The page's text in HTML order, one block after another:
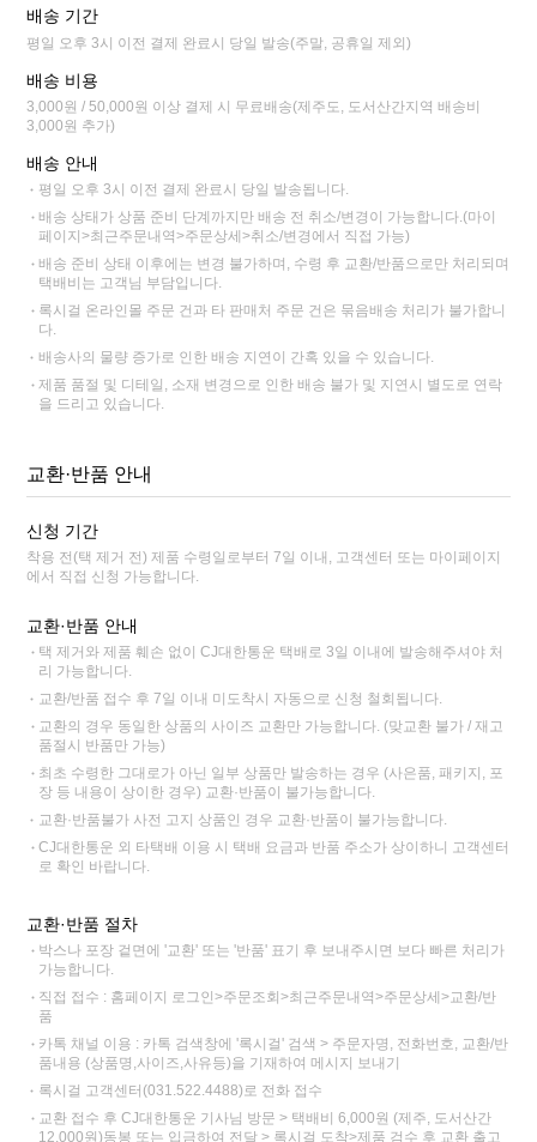
배송 기간
평일 오후 3시 이전 결제 완료시 당일 발송(주말, 공휴일 제외)
배송 비용
3,000원 / 50,000원 이상 결제 시 무료배송(제주도, 도서산간지역 배송비
3,000원 추가)
배송 안내
평일 오후 3시 이전 결제 완료시 당일 발송됩니다.
배송 상태가 상품 준비 단계까지만 배송 전 취소/변경이 가능합니다.(마이
페이지>최근주문내역>주문상세>취소/변경에서 직접 가능)
배송 준비 상태 이후에는 변경 불가하며, 수령 후 교환/반품으로만 처리되며
택배비는 고객님 부담입니다.
록시걸 온라인몰 주문 건과 타 판매처 주문 건은 묶음배송 처리가 불가합니
다.
배송사의 물량 증가로 인한 배송 지연이 간혹 있을 수 있습니다.
제품 품절 및 디테일, 소재 변경으로 인한 배송 불가 및 지연시 별도로 연락
을 드리고 있습니다.
교환·반품 안내
신청 기간
착용 전(택 제거 전) 제품 수령일로부터 7일 이내, 고객센터 또는 마이페이지
에서 직접 신청 가능합니다.
교환·반품 안내
택 제거와 제품 훼손 없이 CJ대한통운 택배로 3일 이내에 발송해주셔야 처
리 가능합니다.
교환/반품 접수 후 7일 이내 미도착시 자동으로 신청 철회됩니다.
교환의 경우 동일한 상품의 사이즈 교환만 가능합니다. (맞교환 불가 / 재고
품절시 반품만 가능)
최초 수령한 그대로가 아닌 일부 상품만 발송하는 경우 (사은품, 패키지, 포
장 등 내용이 상이한 경우) 교환·반품이 불가능합니다.
교환·반품불가 사전 고지 상품인 경우 교환·반품이 불가능합니다.
CJ대한통운 외 타택배 이용 시 택배 요금과 반품 주소가 상이하니 고객센터
로 확인 바랍니다.
교환·반품 절차
박스나 포장 겉면에 '교환' 또는 '반품' 표기 후 보내주시면 보다 빠른 처리가
가능합니다.
직접 접수 : 홈페이지 로그인>주문조회>최근주문내역>주문상세>교환/반
품
카톡 채널 이용 : 카톡 검색창에 '록시걸' 검색 > 주문자명, 전화번호, 교환/반
품내용 (상품명,사이즈,사유등)을 기재하여 메시지 보내기
록시걸 고객센터(031.522.4488)로 전화 접수
교환 접수 후 CJ대한통운 기사님 방문 > 택배비 6,000원 (제주, 도서산간
12,000원)동봉 또는 입금하여 전달 > 록시걸 도착>제품 검수 후 교환 출고